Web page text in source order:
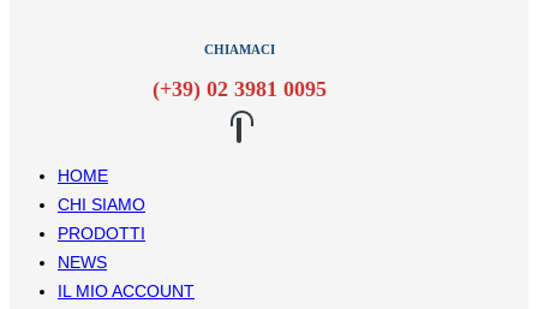
CHIAMACI
(+39) 02 3981 0095
HOME
CHI SIAMO
PRODOTTI
NEWS
IL MIO ACCOUNT